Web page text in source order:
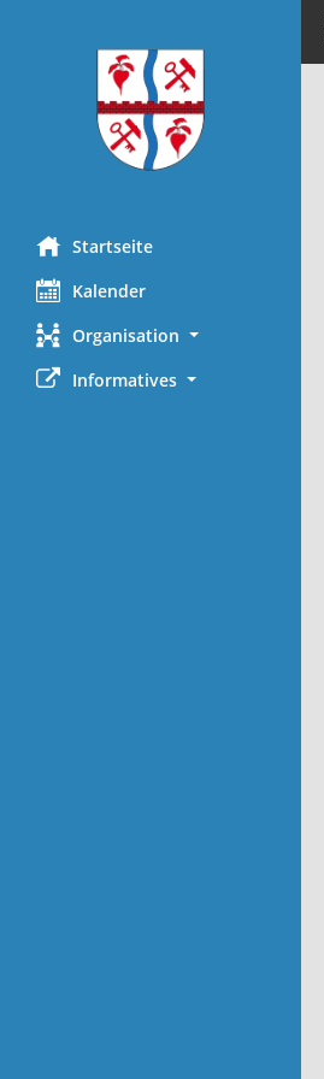
Startseite
Kalender
Organisation
Informatives